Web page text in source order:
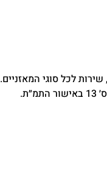
לכל סוגי המאזניים.